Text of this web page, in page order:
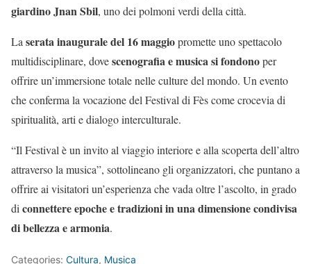
giardino Jnan Sbil, uno dei polmoni verdi della città.
La serata inaugurale del 16 maggiopromette uno spettacolo
multidisciplinare, dovescenografia e musica si fondonoper
offrire un’immersione totale nelle culture del mondo. Un evento
che conferma la vocazione del Festival di Fès come crocevia di
spiritualità, arti e dialogo interculturale.
“Il Festival è un invito al viaggio interiore e alla scoperta dell’altro
attraverso la musica”, sottolineano gli organizzatori, che puntano a
offrire ai visitatori un’esperienza che vada oltre l’ascolto, in grado
di connettere epoche e tradizioni in una dimensione condivisa
di bellezza e armonia.
Categories: Cultura, Musica